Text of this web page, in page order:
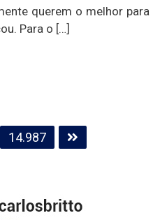
querem o melhor para
Para o […]
14.987